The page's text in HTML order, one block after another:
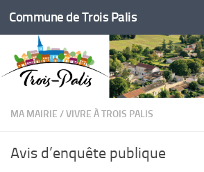
Skip to content
Commune de Trois Palis
MA MAIRIE /VIVRE À TROIS PALIS
Avis d’enquête publique